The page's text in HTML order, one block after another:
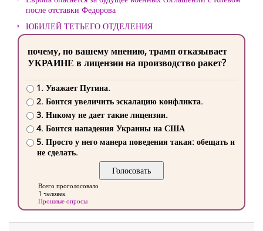
после отставки Федорова
ЮБИЛЕЙ ТЕТЬЕГО ОТДЕЛЕНИЯ
почему, по вашему мнению, трамп отказывает
УКРАИНЕ в лицензии на производство ракет?
1. Уважает Путина.
2. Боится увеличить эскалацию конфликта.
3. Никому не дает такие лицензии.
4. Боится нападения Украины на США
5. Просто у него манера поведения такая: обещать и
не сделать.
Всего проголосовало
1 человек
Прошлые опросы